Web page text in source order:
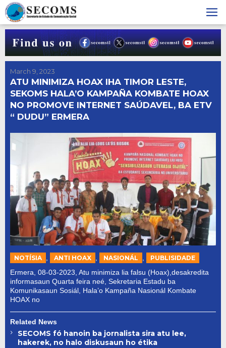
Skip
to
content
March 9, 2023
ATU MINIMIZA HOAX IHA TIMOR LESTE,
SEKOMS HALA’O KAMPAÑA KOMBATE HOAX
NO PROMOVE INTERNET SAÚDAVEL, BA ETV
“ DUDU” ERMERA
NOTÍSIA ANTI HOAX NASIONÁL PUBLISIDADE
Ermera, 08-03-2023, Atu minimiza lia falsu (Hoax),desakredita
informasaun Quarta feira neé, Sekretaria Estadu ba
Komunikasaun Sosiál, Hala’o Kampaña Nasionál Kombate
HOAX no
Related News
SECOMS fó hanoin ba jornalista sira atu lee,
hakerek, no halo diskusaun ho étika